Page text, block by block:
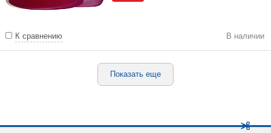
К сравнению В наличии
Показать еще